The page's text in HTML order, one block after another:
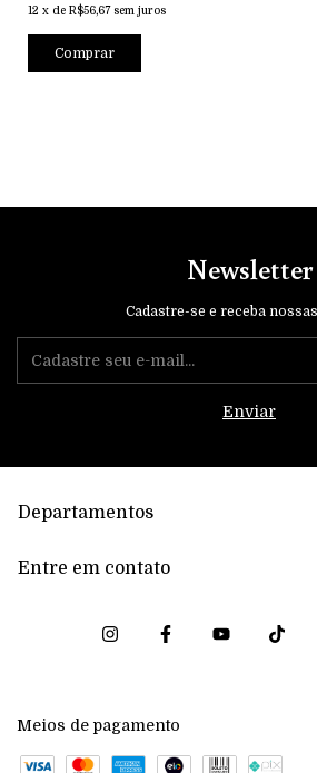
12 x de R$56,67 sem juros
Comprar
Newsletter
Cadastre-se e receba
Departamentos
Entre em contato
Meios de pagamento